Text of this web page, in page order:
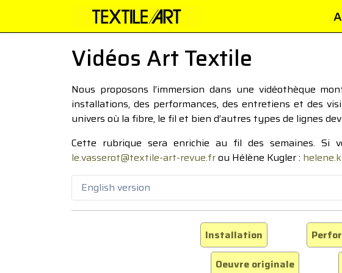
Vidéos Art Textile
Nous proposons l’immersion dans une vidéothèque
installations, des performances, des entretiens et des
univers où la fibre, le fil et bien d’autres types de lignes
Cette rubrique sera enrichie au fil des semaines. Si
le.vasserot@textile-art-revue.frou Hélène Kugler :
English version
Installation
Oeuvre originale